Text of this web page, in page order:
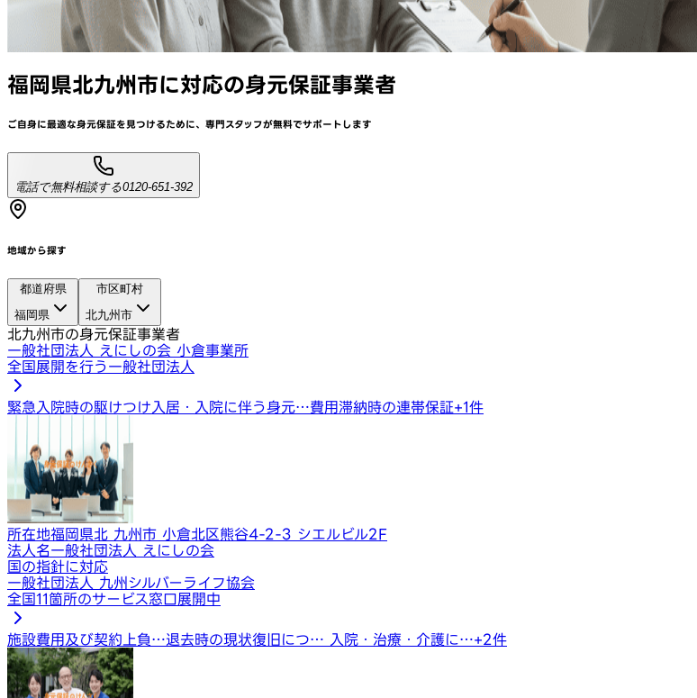
福岡県北九州市に対応の身元保証事業者
ご自身に最適な身元保証を見つけるために、 専門スタッフが無料でサポートします
電話で無料相談する0120-651-392
地域から探す
都道府県
福岡県
市区町村
北九州市
北九州市の身元保証事業者
一般社団法人 えにしの会 小倉事業所
全国展開を行う一般社団法人
緊急入院時の駆けつけ 入居・入院に伴う身元…費用滞納時の連帯保証+1件
所在地福岡県北 九州市 小倉北区熊谷4-2-3 シエルビル2F
法人名一般社団法人 えにしの会
国の指針に対応
一般社団法人 九州シルバーライフ協会
全国11箇所のサービス窓口展開中
施設費用及び契約上負…退去時の現状復旧につ… 入院・治療・介護に…+2件